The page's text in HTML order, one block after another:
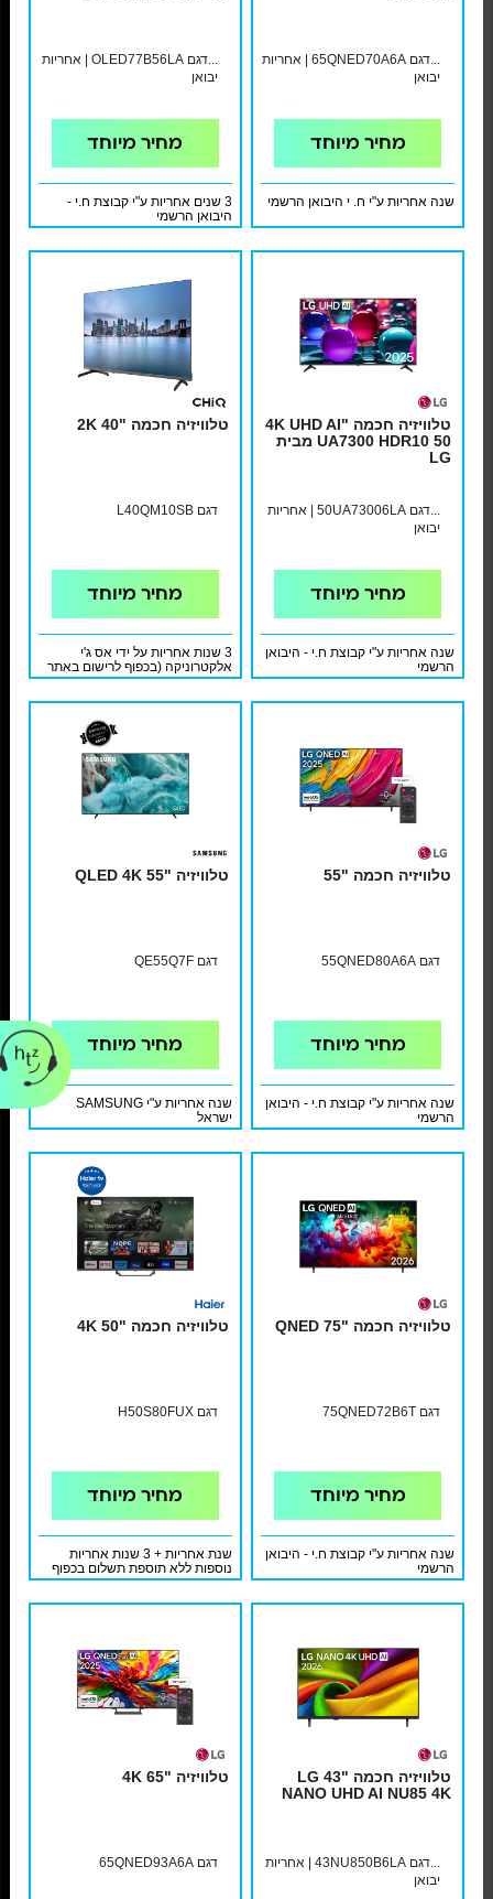
...דגם 65QNED70A6A | אחריות
יבואן
מחיר מיוחד
שנה אחריות ע"י ח. י היבואן הרשמי
...דגם OLED77B56LA | אחריות
יבואן
מחיר מיוחד
3 שנים אחריות ע"י קבוצת ח.י -
היבואן הרשמי
טלוויזיה חכמה "4K UHD AI
UA7300 HDR10 50 מבית
LG
...דגם 50UA73006LA | אחריות
יבואן
מחיר מיוחד
שנה אחריות ע"י קבוצת ח.י - היבואן
הרשמי
טלוויזיה חכמה "40 2K
דגם L40QM10SB
מחיר מיוחד
3 שנות אחריות על ידי אס ג'י
אלקטרוניקה (בכפוף לרישום באתר
היבואן)
טלוויזיה חכמה "55
דגם 55QNED80A6A
מחיר מיוחד
שנה אחריות ע"י קבוצת ח.י - היבואן
הרשמי
טלוויזיה "55 QLED 4K
דגם QE55Q7F
מחיר מיוחד
שנה אחריות ע"י SAMSUNG
ישראל
טלוויזיה חכמה "QNED 75
דגם 75QNED72B6T
מחיר מיוחד
שנה אחריות ע"י קבוצת ח.י - היבואן
הרשמי
טלוויזיה חכמה "50 4K
דגם H50S80FUX
מחיר מיוחד
שנת אחריות + 3 שנות אחריות
נוספות ללא תוספת תשלום בכפוף
לתעודת אחריות ולתקנון
טלוויזיה חכמה "43 LG
NANO UHD AI NU85 4K
...דגם 43NU850B6LA | אחריות
יבואן
טלוויזיה "4K 65
דגם 65QNED93A6A